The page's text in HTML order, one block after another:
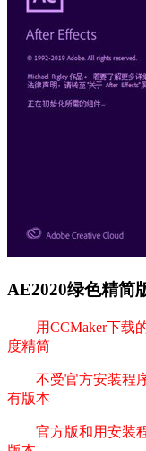
AE2020绿色精简
用CCMaker下载
度精简
不受官方安装程
有版本
官方版和用安装